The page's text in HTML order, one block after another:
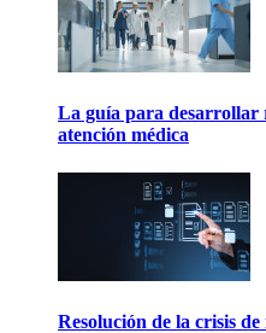
La guía para desarrollar
atención médica
Resolución de la crisis